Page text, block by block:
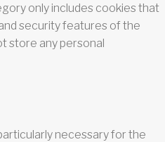
only includes cookies that
security features of the
store any personal
necessary for the